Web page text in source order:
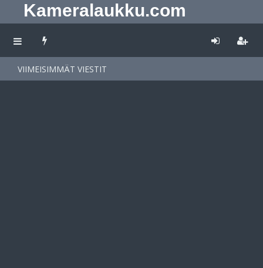
Kameralaukku.com
VIIMEISIMMÄT VIESTIT